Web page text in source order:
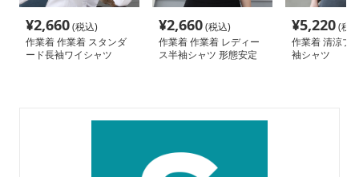
¥2,660(税込)
作業着 作業着 スタンダ
ード長袖ワイシャツ
¥2,660(税込)
作業着 作業着 レディー
ス半袖シャツ 形態安定
¥5,220(税
作業着 清涼プ
袖シャツ